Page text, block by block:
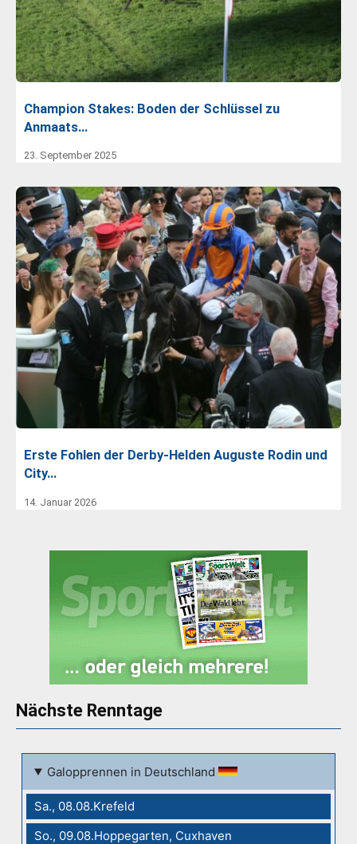
Champion Stakes: Boden der Schlüssel zu
Anmaats…
23. September 2025
Erste Fohlen der Derby-Helden Auguste Rodin und
City…
14. Januar 2026
Nächste Renntage
Galopprennen in Deutschland
Sa., 08.08.Krefeld
So., 09.08.Hoppegarten, Cuxhaven